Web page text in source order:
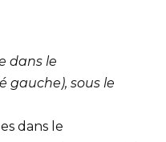
dans le
sous le